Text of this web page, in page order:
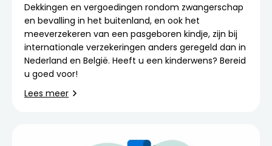
Dekkingen en vergoedingen rondom zwangerschap
en bevalling in het buitenland, en ook het
meeverzekeren van een pasgeboren kindje, zijn bij
internationale verzekeringen anders geregeld dan in
Nederland en België. Heeft u een kinderwens? Bereid
u goed voor!
Lees meer